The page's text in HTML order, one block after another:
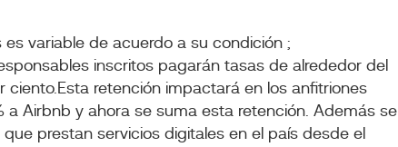
variable de acuerdo a su condición ;
inscritos pagarán tasas de alrededor del
retención impactará en los anfitriones
Airbnb y ahora se suma esta retención. Además se
prestan servicios digitales en el país desde el